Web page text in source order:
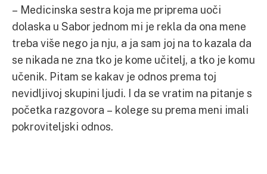
– Medicinska sestra koja me priprema uoči
dolaska u Sabor jednom mi je rekla da ona mene
treba više nego ja nju, a ja sam joj na to kazala da
se nikada ne zna tko je kome učitelj, a tko je komu
učenik. Pitam se kakav je odnos prema toj
nevidljivoj skupini ljudi. I da se vratim na pitanje s
početka razgovora – kolege su prema meni imali
pokroviteljski odnos.